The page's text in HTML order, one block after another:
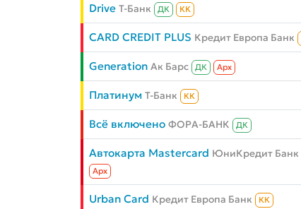
Drive Т-Банк ДК КК
CARD CREDIT PLUS Кредит Европа Банк
Generation Ак Барс ДК Aрх
Платинум Т-Банк КК
Всё включено ФОРА-БАНК ДК
Автокарта Mastercard ЮниКредит Банк
Aрх
Urban Card Кредит Европа Банк КК